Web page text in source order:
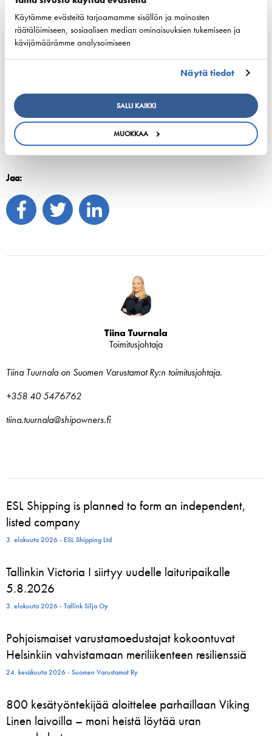
Käytämme evästeitä tarjoamamme sisällön ja mainosten
räätälöimiseen, sosiaalisen median ominaisuuksien tukemiseen ja
kävijämäärämme analysoimiseen
Näytä tiedot
SALLI KAIKKI
MUOKKAA
Vappu Mänty
Director of Sales and Marketing, Helsinki Marketing
Tiina Tuurnala
Toimitusjohtaja, Suomen Varustamot
+358 40 5476762
tiina.tuurnala@shipowners.fi
Jaa:
Tiina Tuurnala
Toimitusjohtaja
Tiina Tuurnala on Suomen Varustamot Ry:n toimitusjohtaja.
+358 40 5476762
tiina.tuurnala@shipowners.fi
ESL Shipping is planned to form an independent,
listed company
3. elokuuta 2026 - ESL Shipping Ltd
Tallinkin Victoria I siirtyy uudelle laituripaikalle
5.8.2026
3. elokuuta 2026 - Tallink Silja Oy
Pohjoismaiset varustamoedustajat kokoontuvat
Helsinkiin vahvistamaan meriliikenteen resilienssiä
24. kesäkuuta 2026 - Suomen Varustamot Ry
800 kesätyöntekijää aloittelee parhaillaan Viking
Linen laivoilla – moni heistä löytää uran